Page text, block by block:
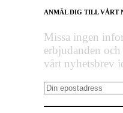
ANMÄL DIG TILL VÅRT
Missa ingen
erbjudanden
vårt nyhetsbrev